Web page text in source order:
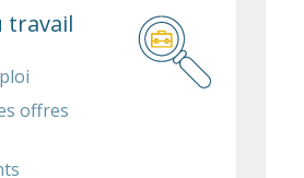
travail
offres